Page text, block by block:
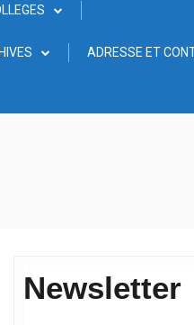
ADRESSE ET
Newsletter